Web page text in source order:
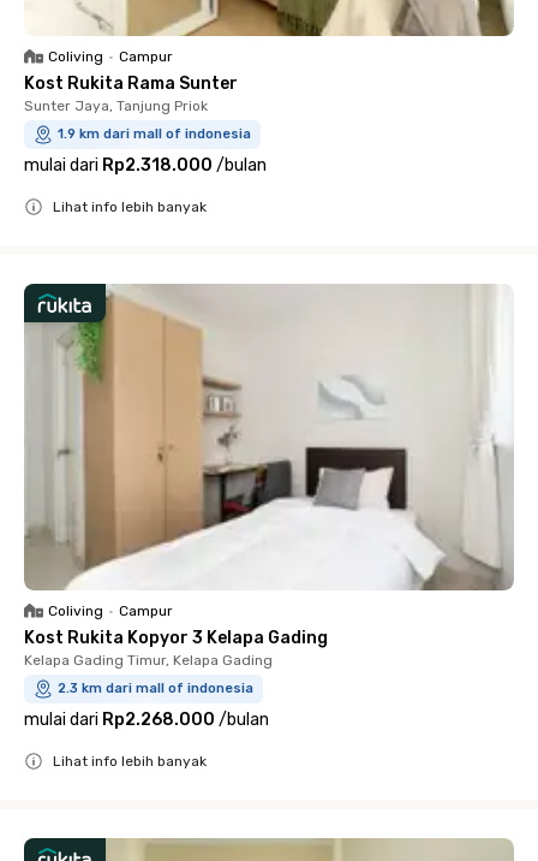
Coliving • Campur
Kost Rukita Rama Sunter
Sunter Jaya, Tanjung Priok
1.9 km dari mall of indonesia
mulai dari Rp2.318.000 /bulan
Lihat info lebih banyak
Coliving • Campur
Kost Rukita Kopyor 3 Kelapa Gading
Kelapa Gading Timur, Kelapa Gading
2.3 km dari mall of indonesia
mulai dari Rp2.268.000 /bulan
Lihat info lebih banyak